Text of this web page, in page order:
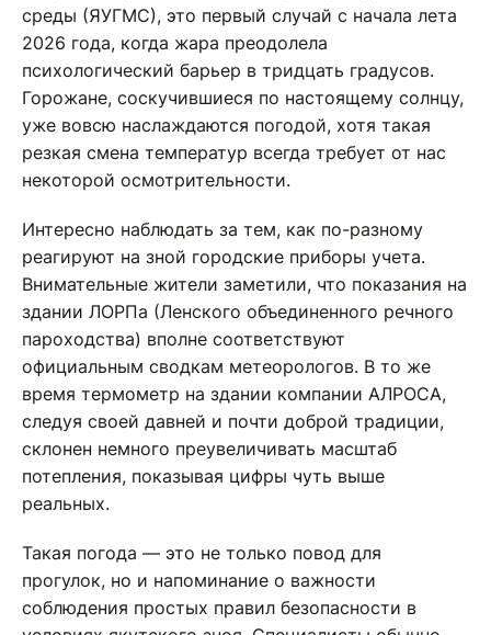
среды (ЯУГМС), это первый случай с начала лета
2026 года, когда жара преодолела
психологический барьер в тридцать градусов.
Горожане, соскучившиеся по настоящему солнцу,
уже вовсю наслаждаются погодой, хотя такая
резкая смена температур всегда требует от нас
некоторой осмотрительности.
Интересно наблюдать за тем, как по-разному
реагируют на зной городские приборы учета.
Внимательные жители заметили, что показания на
здании ЛОРПа (Ленского объединенного речного
пароходства) вполне соответствуют
официальным сводкам метеорологов. В то же
время термометр на здании компании АЛРОСА,
следуя своей давней и почти доброй традиции,
склонен немного преувеличивать масштаб
потепления, показывая цифры чуть выше
реальных.
Такая погода — это не только повод для
прогулок, но и напоминание о важности
соблюдения простых правил безопасности в